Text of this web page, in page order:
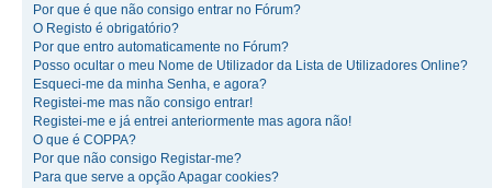
Por que é que não consigo entrar no Fórum?
O Registo é obrigatório?
Por que entro automaticamente no Fórum?
Posso ocultar o meu Nome de Utilizador da Lista de Utilizadores Online?
Esqueci-me da minha Senha, e agora?
Registei-me mas não consigo entrar!
Registei-me e já entrei anteriormente mas agora não!
O que é COPPA?
Por que não consigo Registar-me?
Para que serve a opção Apagar cookies?